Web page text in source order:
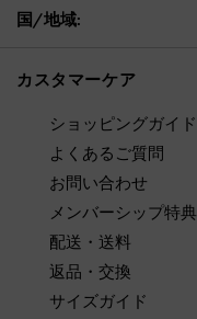
国/地域:
カスタマーケア
ショッピングガイド
よくあるご質問
お問い合わせ
メンバーシップ特典
配送・送料
返品・交換
サイズガイド